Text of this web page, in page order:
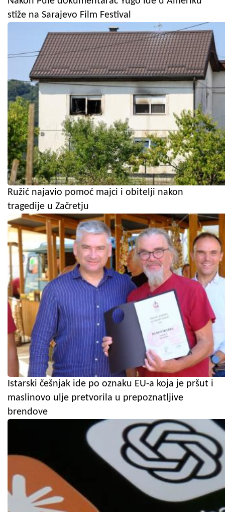
stiže na Sarajevo Film Festival
Ružić najavio pomoć majci i obitelji nakon
tragedije u Začretju
Istarski češnjak ide po oznaku EU-a koja je pršut i
maslinovo ulje pretvorila u prepoznatljive
brendove